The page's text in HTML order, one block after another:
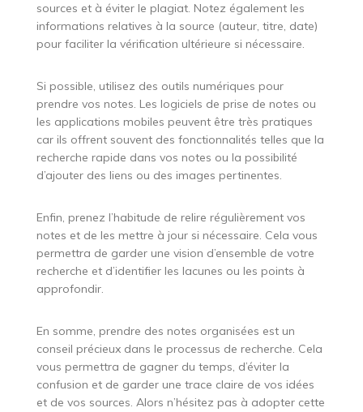
sources et à éviter le plagiat. Notez également les
informations relatives à la source (auteur, titre, date)
pour faciliter la vérification ultérieure si nécessaire.
Si possible, utilisez des outils numériques pour
prendre vos notes. Les logiciels de prise de notes ou
les applications mobiles peuvent être très pratiques
car ils offrent souvent des fonctionnalités telles que la
recherche rapide dans vos notes ou la possibilité
d’ajouter des liens ou des images pertinentes.
Enfin, prenez l’habitude de relire régulièrement vos
notes et de les mettre à jour si nécessaire. Cela vous
permettra de garder une vision d’ensemble de votre
recherche et d’identifier les lacunes ou les points à
approfondir.
En somme, prendre des notes organisées est un
conseil précieux dans le processus de recherche. Cela
vous permettra de gagner du temps, d’éviter la
confusion et de garder une trace claire de vos idées
et de vos sources. Alors n’hésitez pas à adopter cette